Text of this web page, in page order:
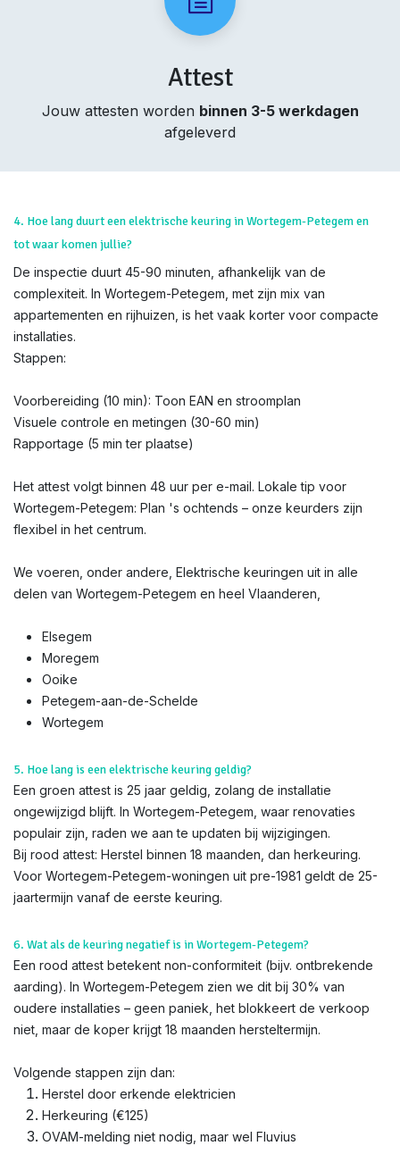
Attest
Jouw attesten worden binnen 3-5 werkdagen
afgeleverd
4. Hoe lang duurt een elektrische keuring in Wortegem-Petegem en
tot waar komen jullie?
De inspectie duurt 45-90 minuten, afhankelijk van de
complexiteit. In Wortegem-Petegem, met zijn mix van
appartementen en rijhuizen, is het vaak korter voor compacte
installaties.
Stappen:
Voorbereiding (10 min): Toon EAN en stroomplan
Visuele controle en metingen (30-60 min)
Rapportage (5 min ter plaatse)
Het attest volgt binnen 48 uur per e-mail. Lokale tip voor
Wortegem-Petegem: Plan 's ochtends – onze keurders zijn
flexibel in het centrum.
We voeren, onder andere, Elektrische keuringen uit in alle
delen van Wortegem-Petegem en heel Vlaanderen,
Elsegem
Moregem
Ooike
Petegem-aan-de-Schelde
Wortegem
5. Hoe lang is een elektrische keuring geldig?
Een groen attest is 25 jaar geldig, zolang de installatie
ongewijzigd blijft. In Wortegem-Petegem, waar renovaties
populair zijn, raden we aan te updaten bij wijzigingen.
Bij rood attest: Herstel binnen 18 maanden, dan herkeuring.
Voor Wortegem-Petegem-woningen uit pre-1981 geldt de 25-
jaartermijn vanaf de eerste keuring.
6. Wat als de keuring negatief is in Wortegem-Petegem?
Een rood attest betekent non-conformiteit (bijv. ontbrekende
aarding). In Wortegem-Petegem zien we dit bij 30% van
oudere installaties – geen paniek, het blokkeert de verkoop
niet, maar de koper krijgt 18 maanden hersteltermijn.
Volgende stappen zijn dan:
Herstel door erkende elektricien
Herkeuring (€125)
OVAM-melding niet nodig, maar wel Fluvius